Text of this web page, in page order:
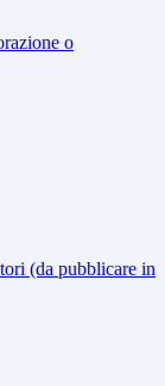
o
(da pubblicare in